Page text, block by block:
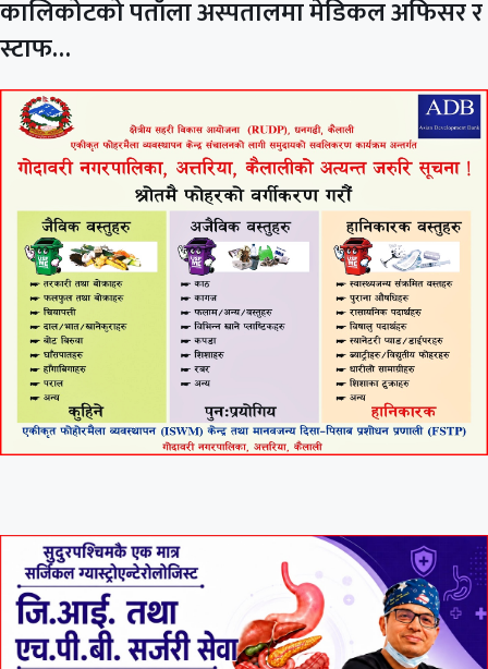
कालिकोटको पताँला अस्पतालमा मेडिकल अफिसर र
स्टाफ…